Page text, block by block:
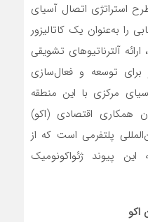
استراتژی اتصال آسیای
را به‌عنوان یک کاتالیزور
آلترناتیوهای تشویقی
توسعه و فعال‌سازی
مرکزی با این منطقه
همکاری اقتصادی (اکو)
پلتفرمی است که از
این پیوند ژئواکونومیک
اکو